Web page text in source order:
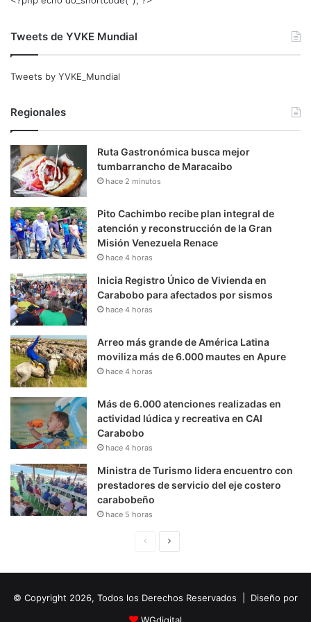
Tweets de YVKE Mundial
Tweets by YVKE_Mundial
Regionales
Ruta Gastronómica busca mejor
tumbarrancho de Maracaibo
hace 2 minutos
Pito Cachimbo recibe plan integral de
atención y reconstrucción de la Gran
Misión Venezuela Renace
hace 4 horas
Inicia Registro Único de Vivienda en
Carabobo para afectados por sismos
hace 4 horas
Arreo más grande de América Latina
moviliza más de 6.000 mautes en Apure
hace 4 horas
Más de 6.000 atenciones realizadas en
actividad lúdica y recreativa en CAI
Carabobo
hace 4 horas
Ministra de Turismo lidera encuentro con
prestadores de servicio del eje costero
carabobeño
hace 5 horas
i
n
u
i
© Copyright 2026, Todos los Derechos Reservados | Diseño por
WGdigital